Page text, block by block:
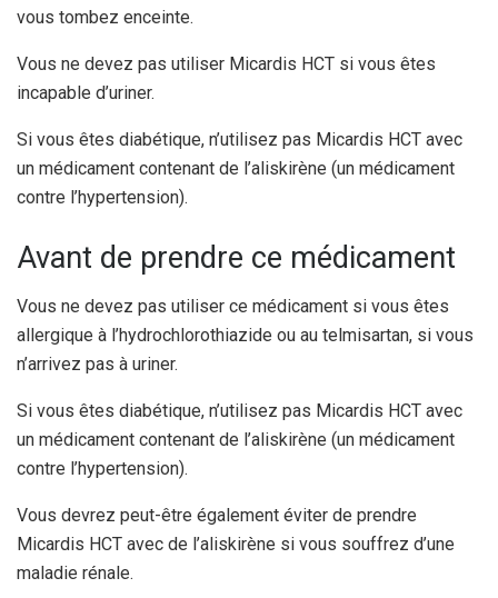
vous tombez enceinte.
Vous ne devez pas utiliser Micardis HCT si vous êtes
incapable d’uriner.
Si vous êtes diabétique, n’utilisez pas Micardis HCT avec
un médicament contenant de l’aliskirène (un médicament
contre l’hypertension).
Avant de prendre ce médicament
Vous ne devez pas utiliser ce médicament si vous êtes
allergique à l’hydrochlorothiazide ou au telmisartan, si vous
n’arrivez pas à uriner.
Si vous êtes diabétique, n’utilisez pas Micardis HCT avec
un médicament contenant de l’aliskirène (un médicament
contre l’hypertension).
Vous devrez peut-être également éviter de prendre
Micardis HCT avec de l’aliskirène si vous souffrez d’une
maladie rénale.